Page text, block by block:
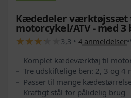
Kædedeler værktøjssæt
motorcykel/ATV - med 3
★
★★
★★
★★★ 3,3 • 4 anmeldelser•
Komplet kædeværktøj til
Tre udskiftelige ben: 2, 3 og 4
Passer til mange
Kraftigt stål for pålidelig brug